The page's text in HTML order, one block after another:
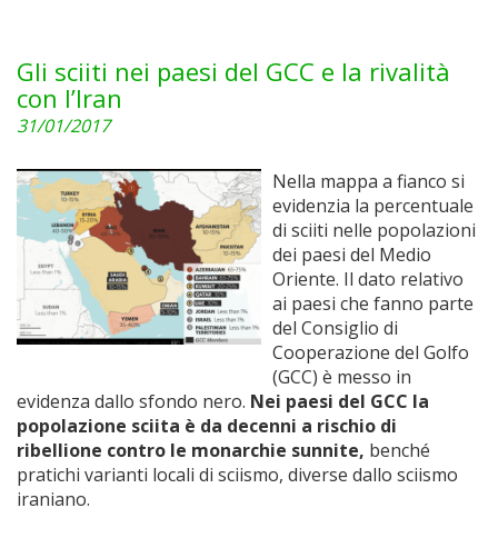
Gli sciiti nei paesi del GCC e la rivalità
con l’Iran
31/01/2017
Nella mappa a fianco si
evidenzia la percentuale
di sciiti nelle popolazioni
dei paesi del Medio
Oriente. Il dato relativo
ai paesi che fanno parte
del Consiglio di
Cooperazione del Golfo
(GCC) è messo in
evidenza dallo sfondo nero. Nei paesi del GCC la
popolazione sciita è da decenni a rischio di
ribellione contro le monarchie sunnite, benché
pratichi varianti locali di sciismo, diverse dallo sciismo
iraniano.